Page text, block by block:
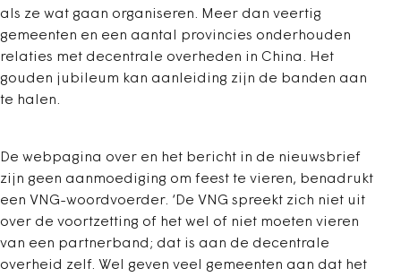
als ze wat gaan organiseren. Meer dan veertig
gemeenten en een aantal provincies onderhouden
relaties met decentrale overheden in China. Het
gouden jubileum kan aanleiding zijn de banden aan
te halen.
De webpagina over en het bericht in de nieuwsbrief
zijn geen aanmoediging om feest te vieren, benadrukt
een VNG-woordvoerder. ‘De VNG spreekt zich niet uit
over de voortzetting of het wel of niet moeten vieren
van een partnerband; dat is aan de decentrale
overheid zelf. Wel geven veel gemeenten aan dat het